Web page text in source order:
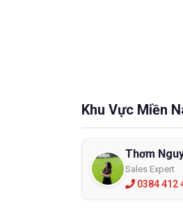
Khu Vực Miền
Thơm
Sales Expert
0384 412